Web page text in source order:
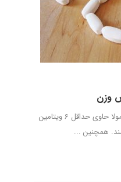
مکمل های ویتامین B کمپلکس معمولا حاوی حداقل 6 ویتامین